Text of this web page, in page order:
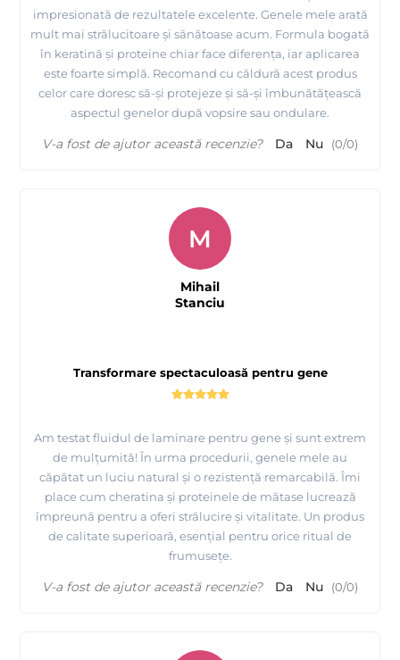
impresionată de rezultatele excelente. Genele mele arată
mult mai strălucitoare și sănătoase acum. Formula bogată
în keratină și proteine chiar face diferența, iar aplicarea
este foarte simplă. Recomand cu căldură acest produs
celor care doresc să-și protejeze și să-și îmbunătățească
aspectul genelor după vopsire sau ondulare.
V-a fost de ajutor această recenzie? Da Nu (0/0)
Transformare spectaculoasă pentru gene
Am testat fluidul de laminare pentru gene și sunt extrem
de mulțumită! În urma procedurii, genele mele au
căpătat un luciu natural și o rezistență remarcabilă. Îmi
place cum cheratina și proteinele de mătase lucrează
împreună pentru a oferi strălucire și vitalitate. Un produs
de calitate superioară, esențial pentru orice ritual de
frumusețe.
M
Mihail
Stanciu
V-a fost de ajutor această recenzie? Da Nu (0/0)